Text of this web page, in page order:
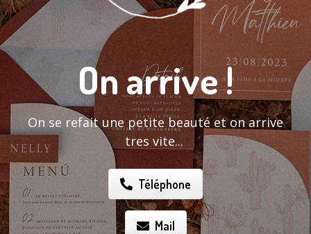
On arrive !
On se refait une petite beauté et on arrive
tres vite...
Téléphone
Mail